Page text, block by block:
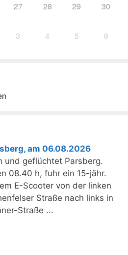
27 28 29 30
3 4 5 6
am 06.08.2026
und geflüchtet Parsberg.
08.40 h, fuhr ein 15-jähr.
E-Scooter von der linken
Straße nach links in
Straße ...